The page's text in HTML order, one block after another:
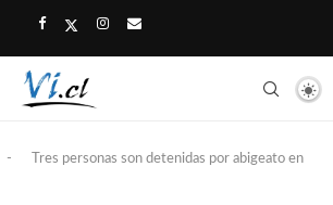
-
Tres personas son detenidas por abigeato en